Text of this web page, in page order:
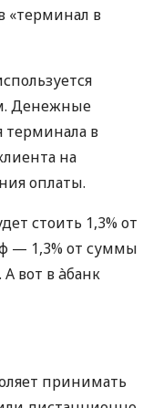
«терминал в
Денежные
терминала в
на
оплаты.
стоить 1,3% от
— 1,3% от суммы
вот в àбанк
принимать